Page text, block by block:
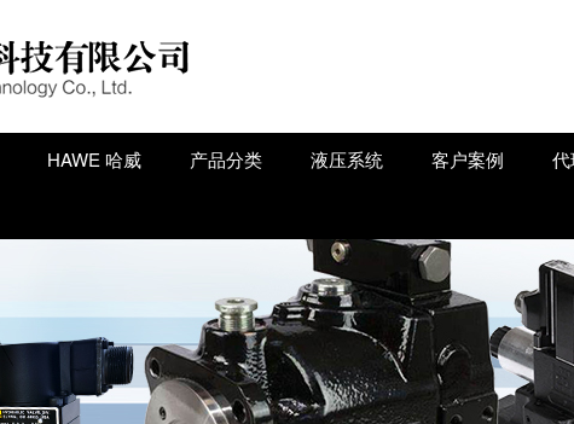
HAWE 哈威 产品分类 液压系统 客户案例